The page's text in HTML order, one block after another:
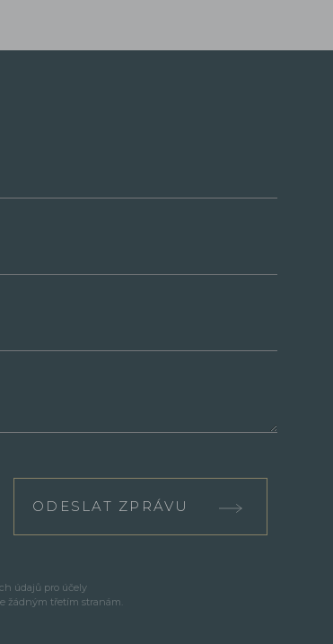
ODESLAT ZPRÁVU
údajů pro účely
žádným třetím stranám.